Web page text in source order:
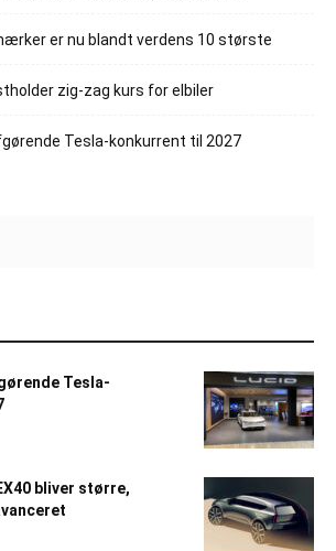
er nu blandt verdens 10 største
zig-zag kurs for elbiler
Tesla-konkurrent til 2027
Tesla-
bliver større,